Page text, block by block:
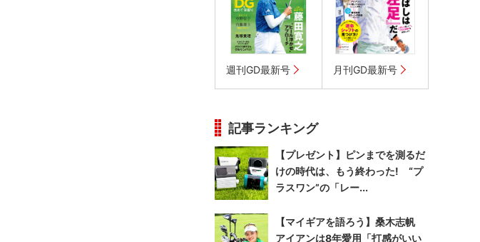
週刊GD最新号 月刊GD最新号
記事ランキング
【プレゼント】ピンまでを測るだ
けの時代は、もう終わった! “プ
ラスワン”の「レー...
【マイギアを語ろう】桑木志帆
アイアンは8年愛用「打感がいい